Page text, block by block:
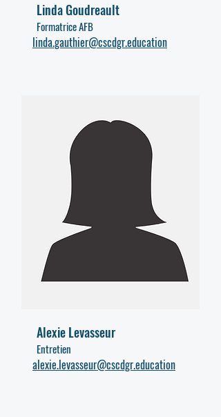
Linda Goudreault
Formatrice AFB
linda.gauthier@cscdgr.education
Alexie Levasseur
Entretien
alexie.levasseur@cscdgr.education